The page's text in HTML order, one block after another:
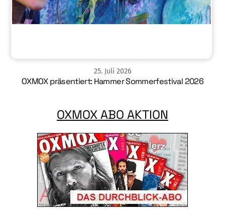
25. Juli 2026
OXMOX präsentiert: Hammer Sommerfestival 2026
OXMOX ABO AKTION